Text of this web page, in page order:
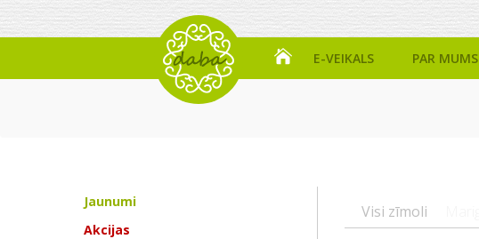
E-VEIKALS PAR MUMS
Visi zīmoli
Jaunumi
Akcijas